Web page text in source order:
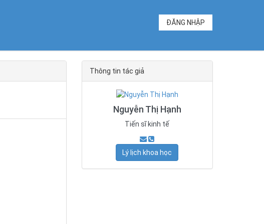
ĐĂNG NHẬP
Thông tin tác giả
Nguyễn Thị Hạnh
Tiến sĩ kinh tế
Lý lịch khoa học